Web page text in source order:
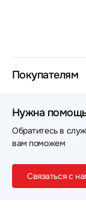
Покупателям
Нужна
Обратитесь в
вам поможем
Связаться с